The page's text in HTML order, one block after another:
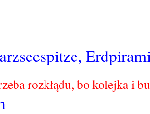
rozkłądu, bo kolejka i